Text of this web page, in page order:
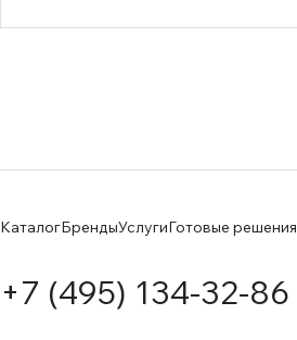
КаталогБрендыУслугиГотовые решения
+7 (495) 134-32-86